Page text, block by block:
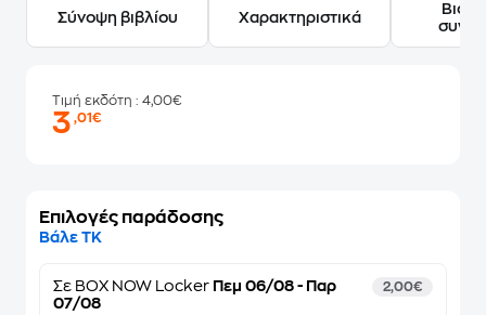
Σύνοψη βιβλίου Χαρακτηριστικά
Τιμή εκδότη : 4,00€
3,01€
Επιλογές παράδοσης
Βάλε ΤΚ
Σε BOX NOW Locker Πεμ 06/08 - Παρ
07/08
2,00€